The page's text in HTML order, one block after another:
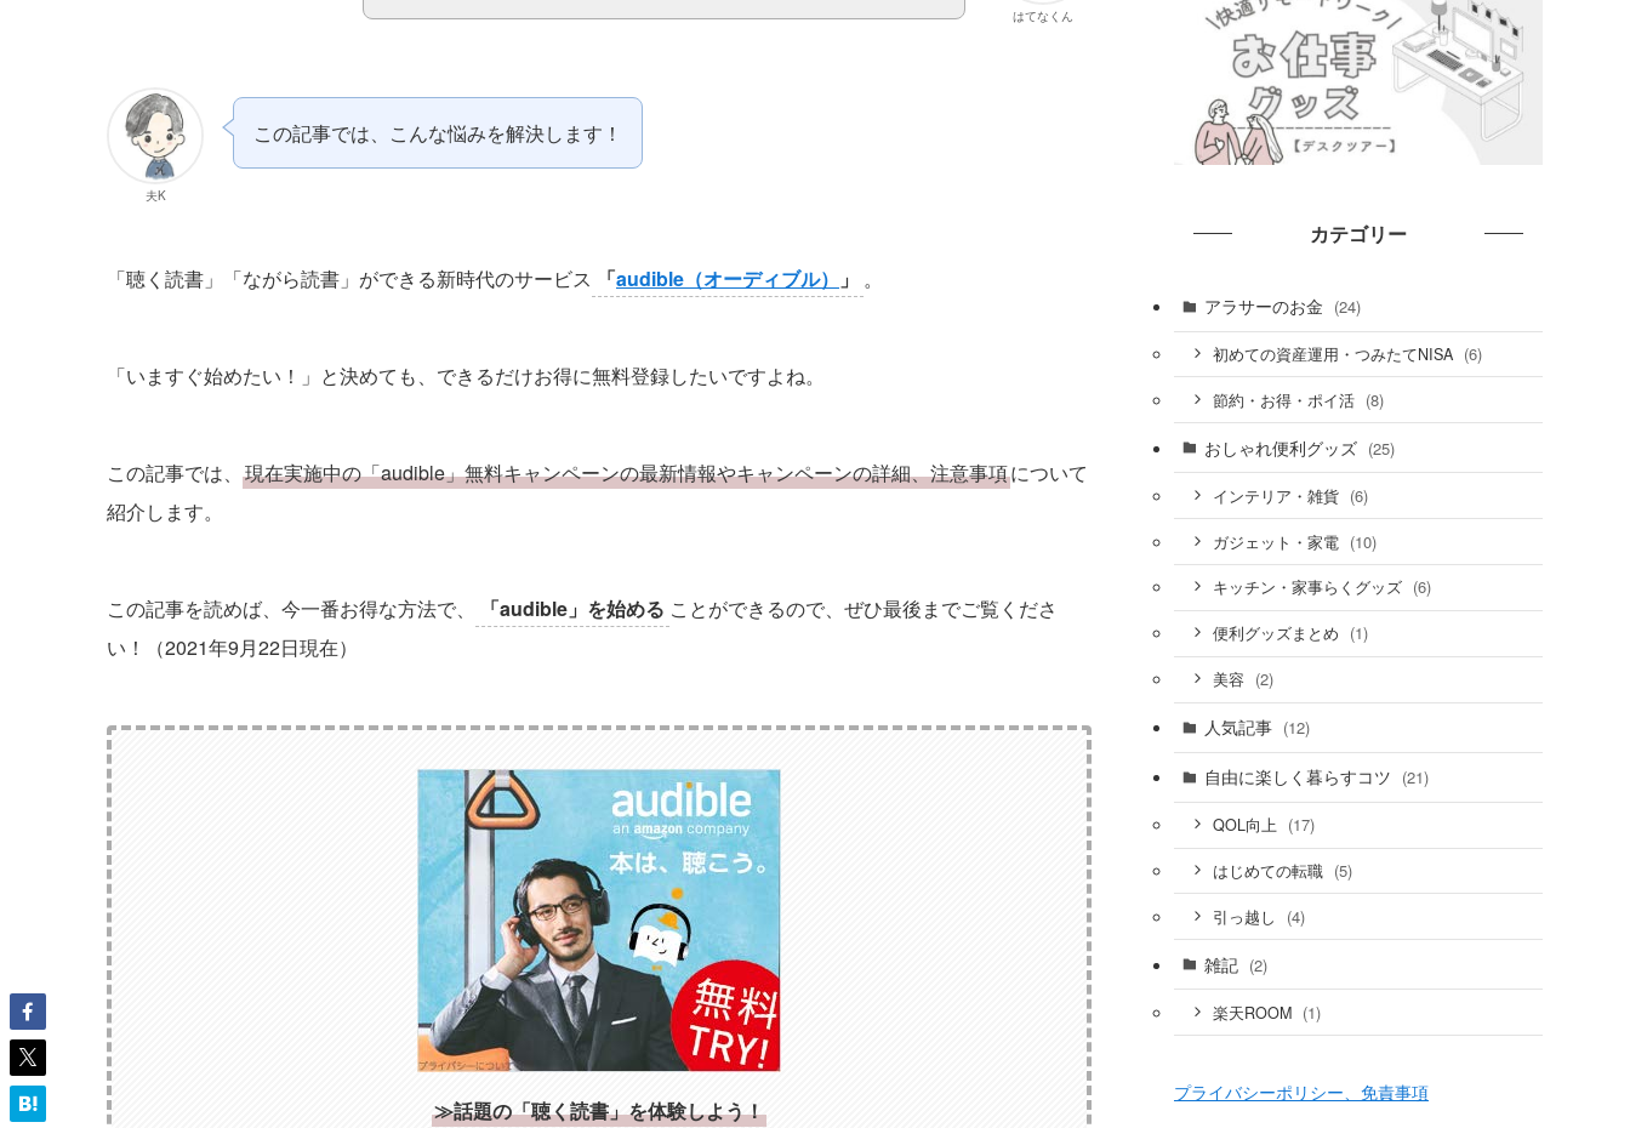
はてなくん
夫K
この記事では、こんな悩みを解決します！
「聴く読書」「ながら読書」ができる新時代のサービス 「audible （オーディブル） 」 。
「いますぐ始めたい！」と決めても、できるだけお得に無料登録したいですよね。
この記事では、 現在実施中の「audible」無料キャンペーンの最新情報やキャンペーンの詳細、注意事項について
紹介します。
この記事を読めば、今一番お得な方法で、 「audible」を始める ことができるので、ぜひ最後までご覧くださ
い！（2021年9月22日現在）
≫話題の「聴く読書」を体験しよう！
カテゴリー
アラサーのお金 (24)
初めての資産運用・つみたてNISA (6)
節約・お得・ポイ活 (8)
おしゃれ便利グッズ (25)
インテリア・雑貨 (6)
ガジェット・家電 (10)
キッチン・家事らくグッズ (6)
便利グッズまとめ (1)
美容 (2)
人気記事 (12)
自由に楽しく暮らすコツ (21)
QOL向上 (17)
はじめての転職 (5)
引っ越し (4)
雑記 (2)
楽天ROOM (1)
プライバシーポリシー、免責事項